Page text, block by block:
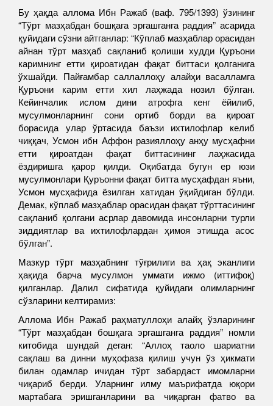
Бу ҳақда аллома Ибн Ражаб (ваф. 795/1393) ўзининг
“Тўрт мазҳабдан бошқага эргашганга раддия” асарида
қуйидаги сўзни айтганлар: “Кўплаб мазҳаблар орасидан
айнан тўрт мазҳаб сақланиб қолиши худди Қуръони
каримнинг етти қироатидан фақат биттаси қолганига
ўхшайди. Пайғамбар саллаллоҳу алайҳи васалламга
Қуръони карим етти хил лаҳжада нозил бўлган.
Кейинчалик ислом дини атрофга кенг ёйилиб,
мусулмонларнинг сони ортиб борди ва қироат
борасида улар ўртасида баъзи ихтилофлар келиб
чиққач, Усмон ибн Аффон разияллоҳу анҳу мусҳафни
етти қироатдан фақат биттасининг лаҳжасида
ёздиришга қарор қилди. Оқибатда бугун ер юзи
мусулмонлари Қуръонни фақат битта мусҳафдан яъни,
Усмон мусҳафида ёзилган хатидан ўқийдиган бўлди.
Демак, кўплаб мазҳаблар орасидан фақат тўрттасининг
сақланиб қолгани асрлар давомида инсонларни турли
зиддиятлар ва ихтилофлардан ҳимоя этишда асос
бўлган”.
Мазкур тўрт мазҳабнинг тўғрилиги ва ҳақ эканлиги
ҳақида барча мусулмон уммати ижмо (иттифоқ)
қилганлар. Далил сифатида қуйидаги олимларнинг
сўзларини келтирамиз:
Аллома Ибн Ражаб раҳматуллоҳи алайҳ ўзларининг
“Тўрт мазҳабдан бошқага эргашганга раддия” номли
китобида шундай деган: “Аллоҳ таоло шариатни
сақлаш ва динни муҳофаза қилиш учун ўз ҳикмати
билан одамлар ичидан тўрт забардаст имомларни
чиқариб берди. Уларнинг илму маърифатда юқори
мартабага эришганларини ва чиқарган фатво ва